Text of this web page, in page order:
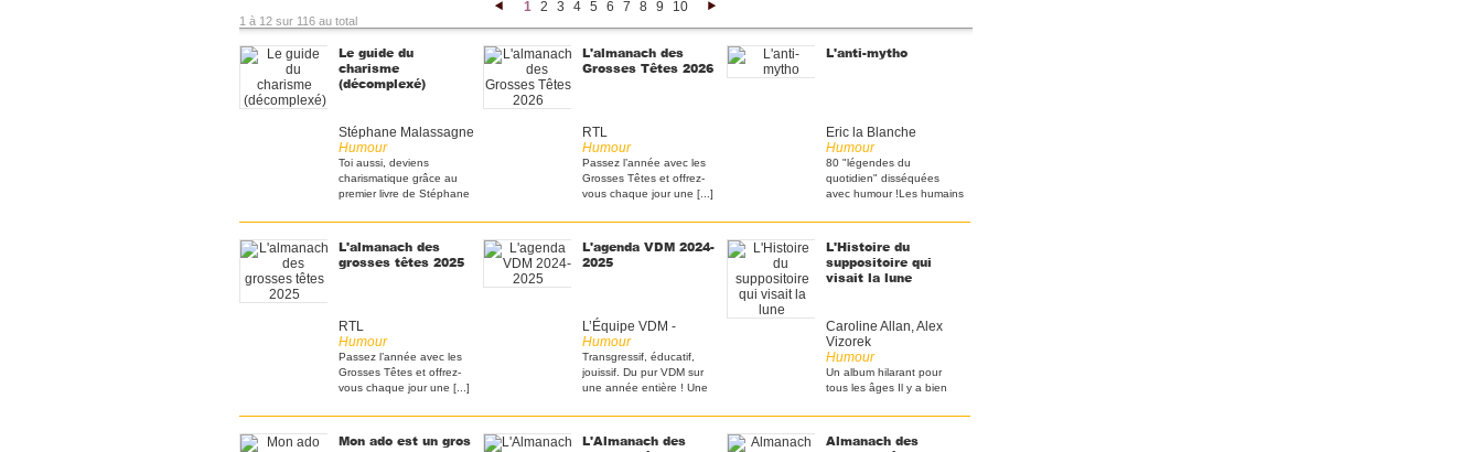
1 2 3 4 5 6 7 8 9 10
1 à 12 sur 116 au total
Le guide du
charisme
(décomplexé)
Stéphane Malassagne
Humour
Toi aussi, deviens
charismatique grâce au
premier livre de Stéphane
L'almanach des
Grosses Têtes 2026
RTL
Humour
Passez l’année avec les
Grosses Têtes et offrez-
vous chaque jour une [...]
L'anti-mytho
Eric la Blanche
Humour
80 "légendes du
quotidien" disséquées
avec humour ! ​Les humains
L'almanach des
grosses têtes 2025
RTL
Humour
Passez l’année avec les
Grosses Têtes et offrez-
vous chaque jour une [...]
L'agenda VDM 2024-
2025
L’Équipe VDM -
Humour
Transgressif, éducatif,
jouissif. Du pur VDM sur
une année entière ! Une
L'Histoire du
suppositoire qui
visait la lune
Caroline Allan, Alex
Vizorek
Humour
Un album hilarant pour
tous les âges Il y a bien
Mon ado est un gros
L'Almanach des
Almanach des